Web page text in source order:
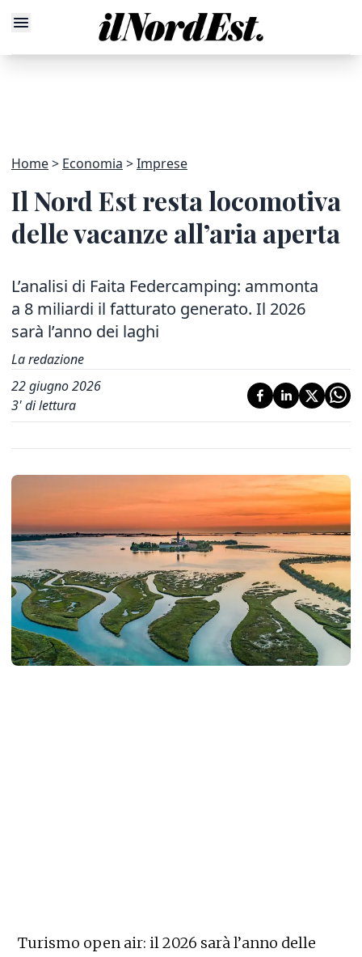
Home Economia Imprese
Il Nord Est resta locomotiva
delle vacanze all’aria aperta
L’analisi di Faita Federcamping: ammonta
a 8 miliardi il fatturato generato. Il 2026
sarà l’anno dei laghi
La redazione
22 giugno 2026
3' di lettura
​​​​​Turismo open air: il 2026 sarà l’anno delle